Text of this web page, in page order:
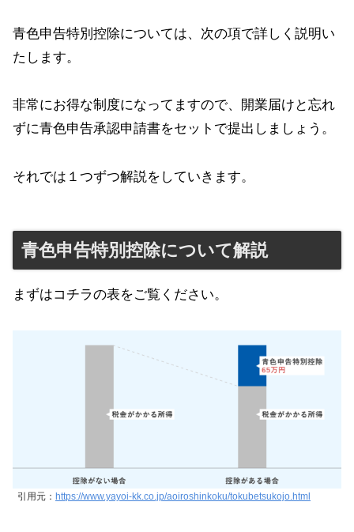
青色申告特別控除については、次の項で詳しく説明い
たします。
非常にお得な制度になってますので、開業届けと忘れ
ずに青色申告承認申請書をセットで提出しましょう。
それでは１つずつ解説をしていきます。
青色申告特別控除について解説
まずはコチラの表をご覧ください。
引用元： https://www.yayoi-kk.co.jp/aoiroshinkoku/tokubetsukojo.html